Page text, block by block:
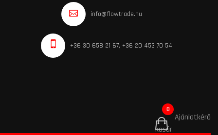
info@flowtrade.hu
+36 30 658 21 67, +36 20 453 70 54
Ajánlatkérő
kosár
0